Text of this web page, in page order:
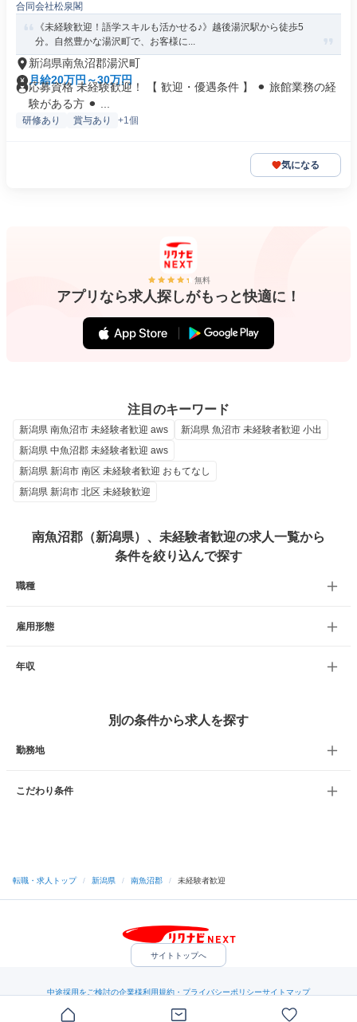
合同会社松泉閣
《未経験歓迎！語学スキルも活かせる♪》越後湯沢駅から徒歩5
分。自然豊かな湯沢町で、お客様に...
新潟県南魚沼郡湯沢町
月給20万円～30万円
応募資格 未経験歓迎！ 【 歓迎・優遇条件 】 ⚫︎ 旅館業務の経
験がある方 ⚫︎ ...
研修あり 賞与あり +1個
気になる
無料
アプリなら求人探しがもっと快適に！
注目のキーワード
新潟県 南魚沼市 未経験者歓迎 aws
新潟県 魚沼市 未経験者歓迎 小出
新潟県 中魚沼郡 未経験者歓迎 aws
新潟県 新潟市 南区 未経験者歓迎 おもてなし
新潟県 新潟市 北区 未経験歓迎
南魚沼郡（新潟県）、未経験者歓迎の求人一覧から
条件を絞り込んで探す
職種
雇用形態
年収
別の条件から求人を探す
勤務地
こだわり条件
転職・求人トップ / 新潟県 / 南魚沼郡 / 未経験者歓迎
サイトトップへ
中途採用をご検討の企業様利用規約・プライバシーポリシーサイトマップ
（C）Indeed Inc.